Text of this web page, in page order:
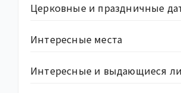
Церковные и праздничные
Интересные места
Интересные и выдающиеся